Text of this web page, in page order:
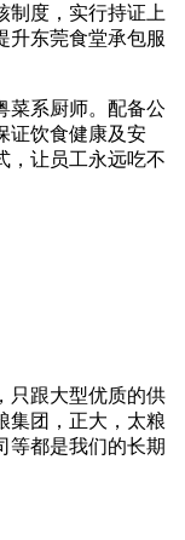
制度，实行持证上
升东莞食堂承包服
菜系厨师。配备公
证饮食健康及安
，让员工永远吃不
只跟大型优质的供
集团，正大，太粮
等都是我们的长期